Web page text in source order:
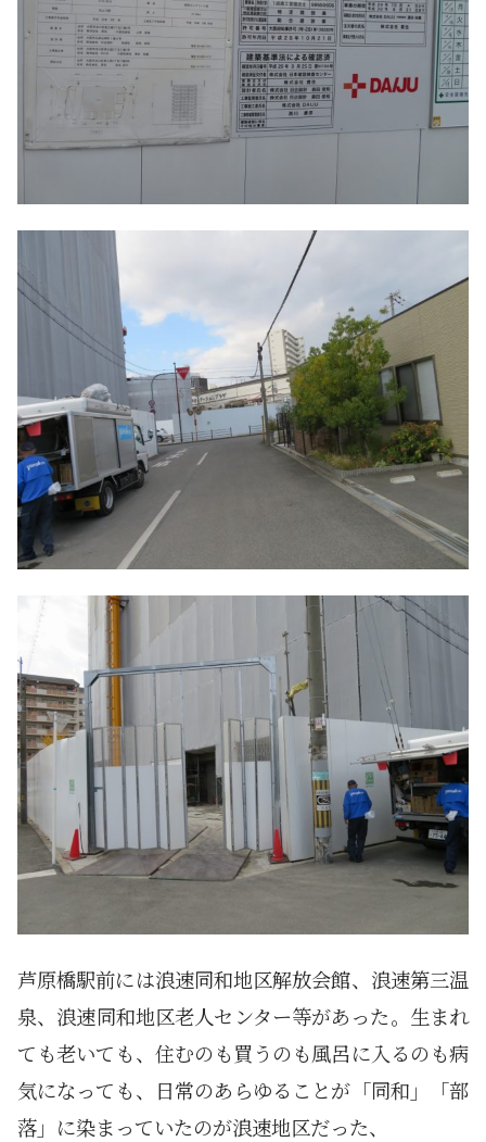
芦原橋駅前には浪速同和地区解放会館、浪速第三温
泉、浪速同和地区老人センター等があった。生まれ
ても老いても、住むのも買うのも風呂に入るのも病
気になっても、日常のあらゆることが「同和」「部
落」に染まっていたのが浪速地区だった、